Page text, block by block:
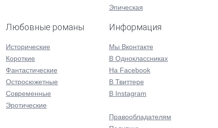
Эпическая
Любовные романы
Исторические
Короткие
Фантастические
Остросюжетные
Современные
Эротические
Информация
Мы Вконтакте
В Одноклассниках
На Facebook
В Твиттере
В Instagram
Правообладателям